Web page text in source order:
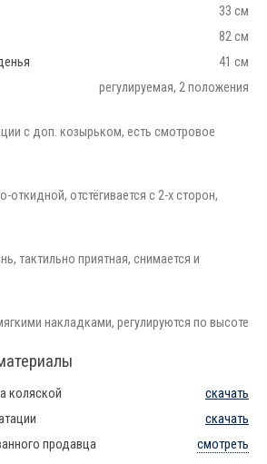
33 см
82 см
41 см
регулируемая, 2 положения
с доп. козырьком, есть смотровое
откидной, отстёгивается с 2-х сторон,
тактильно приятная, снимается и
накладками, регулируются по высоте
коляской
скачать
скачать
продавца
смотреть